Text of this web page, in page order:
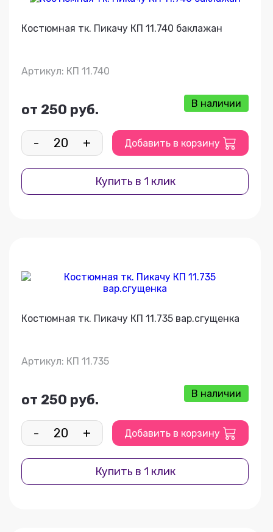
Костюмная тк. Пикачу КП 11.740 баклажан
Артикул: КП 11.740
от 250 руб. В наличии
- + Добавить в корзину
Купить в 1 клик
Костюмная тк. Пикачу КП 11.735 вар.сгущенка
Артикул: КП 11.735
от 250 руб. В наличии
- + Добавить в корзину
Купить в 1 клик